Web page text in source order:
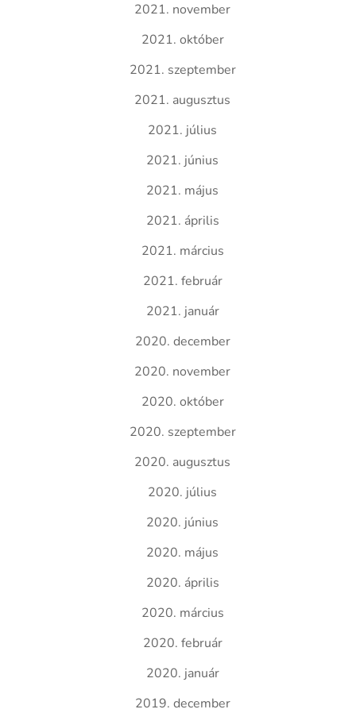
2021. november
2021. október
2021. szeptember
2021. augusztus
2021. július
2021. június
2021. május
2021. április
2021. március
2021. február
2021. január
2020. december
2020. november
2020. október
2020. szeptember
2020. augusztus
2020. július
2020. június
2020. május
2020. április
2020. március
2020. február
2020. január
2019. december